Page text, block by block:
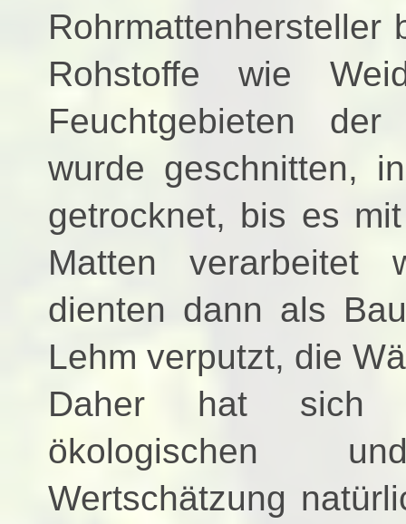
Rohrmattenhersteller
Rohstoffe wie
Feuchtgebieten
wurde geschnitten,
getrocknet, bis es
Matten verarbeitet
dienten dann als
Lehm verputzt, die
Daher hat sich
ökologischen
Wertschätzung